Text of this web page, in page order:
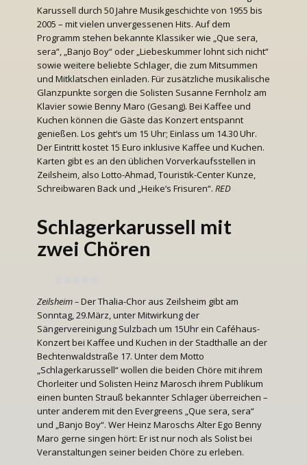
Karussell durch 50 Jahre Musikgeschichte von 1955 bis
2005 – mit vielen unvergessenen Hits. Auf dem
Programm stehen bekannte Klassiker wie „Que sera,
sera“, „Banjo Boy“ oder „Liebeskummer lohnt sich nicht“
sowie weitere beliebte Schlager, die zum Mitsummen
und Mitklatschen einladen. Für zusätzliche musikalische
Glanzpunkte sorgen die Solisten Susanne Fernholz am
Klavier sowie Benny Maro (Gesang). Bei Kaffee und
Kuchen können die Gäste das Konzert entspannt
genießen. Los geht‘s um 15 Uhr; Einlass um 14.30 Uhr.
Der Eintritt kostet 15 Euro inklusive Kaffee und Kuchen.
Karten gibt es an den üblichen Vorverkaufsstellen in
Zeilsheim, also Lotto-Ahmad, Touristik-Center Kunze,
Schreibwaren Back und „Heike‘s Frisuren“. RED
Schlagerkarussell mit
zwei Chören
Zeilsheim –Der Thalia-Chor aus Zeilsheim gibt am
Sonntag, 29.März, unter Mitwirkung der
Sängervereinigung Sulzbach um 15Uhr ein Caféhaus-
Konzert bei Kaffee und Kuchen in der Stadthalle an der
Bechtenwaldstraße 17. Unter dem Motto
„Schlagerkarussell“ wollen die beiden Chöre mit ihrem
Chorleiter und Solisten Heinz Marosch ihrem Publikum
einen bunten Strauß bekannter Schlager überreichen –
unter anderem mit den Evergreens „Que sera, sera“
und „Banjo Boy“. Wer Heinz Maroschs Alter Ego Benny
Maro gerne singen hört: Er ist nur noch als Solist bei
Veranstaltungen seiner beiden Chöre zu erleben.